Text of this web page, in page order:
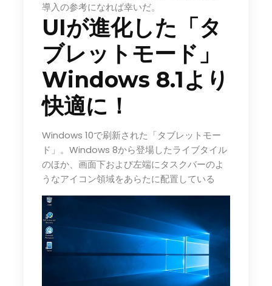
導入の参考になれば幸いだ。
UIが進化した「タ
ブレットモード」
Windows 8.1より
快適に！
Windows 10で刷新された「タブレットモー
ド」。Windows 8から登場したライブタイル
のほか、画面下および左端にタスクバーのよ
うなアイコン領域をあらたに配置している